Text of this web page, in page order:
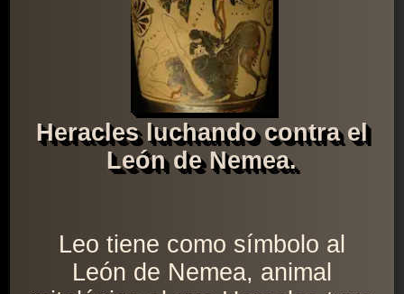
Heracles luchando contra el
León de Nemea.
Leo tiene como símbolo al
León de Nemea, animal